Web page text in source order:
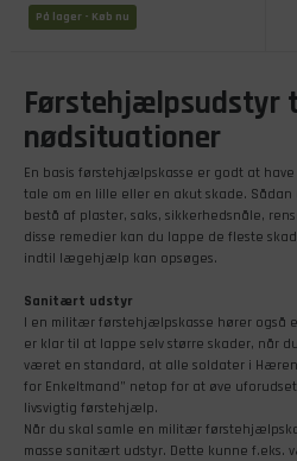
På lager - Køb nu
Førstehjælpsudstyr
nødsituationer
En basis førstehjælpskasse er godt at
tale om en lille eller en akut skade.
bestå af plaster, saks, sikkerhedsnåle,
disse remedier kan du lappe de fleste
indtil lægehjælp kan opsøges.
Sanitært udstyr
I en militær førstehjælpskasse hører også
er klar til at lappe selv større skader, når
været en standard, at alle soldater i
for Enkeltmand” netop for at øve
livsvigtig førstehjælp.
Når du skal samle en militær
masse sanitært udstyr. Dette kunne f.eks.